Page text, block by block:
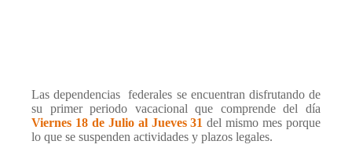
Las dependencias
federales se encuentran disfrutando de
su primer periodo vacacional que comprende del día
Viernes 18 de Julio al Jueves 31 del mismo mes porque
lo que se suspenden actividades y plazos legales.